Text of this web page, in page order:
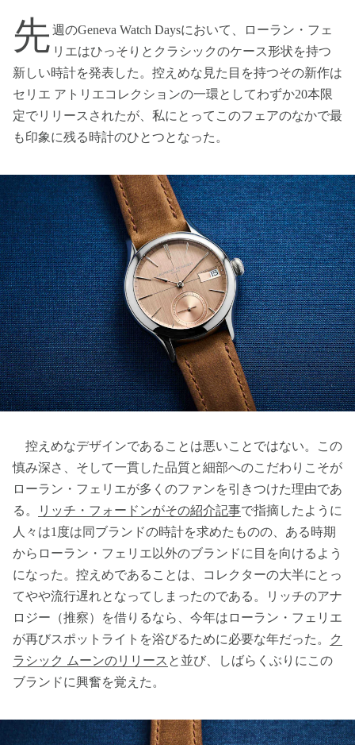
先週のGeneva Watch Daysにおいて、ローラン・フェ
リエはひっそりとクラシックのケース形状を持つ
新しい時計を発表した。控えめな見た目を持つその新作は
セリエ アトリエコレクションの一環としてわずか20本限
定でリリースされたが、私にとってこのフェアのなかで最
も印象に残る時計のひとつとなった。
控えめなデザインであることは悪いことではない。この
慎み深さ、そして一貫した品質と細部へのこだわりこそが
ローラン・フェリエが多くのファンを引きつけた理由であ
る。
リッチ・フォードンがその紹介記事で指摘したように
人々は1度は同ブランドの時計を求めたものの、ある時期
からローラン・フェリエ以外のブランドに目を向けるよう
になった。控えめであることは、コレクターの大半にとっ
てやや流行遅れとなってしまったのである。リッチのアナ
ロジー（推察）を借りるなら、今年はローラン・フェリエ
が再びスポットライトを浴びるために必要な年だった。
ク
ラシック ムーンのリリース と並び、しばらくぶりにこの
ブランドに興奮を覚えた。